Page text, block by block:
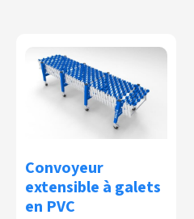
Convoyeur
extensible à galets
en PVC